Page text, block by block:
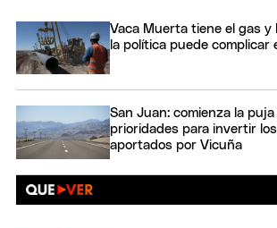
Vaca Muerta tiene el gas y
la política puede complicar
San Juan: comienza la
prioridades para invertir
aportados por Vicuña